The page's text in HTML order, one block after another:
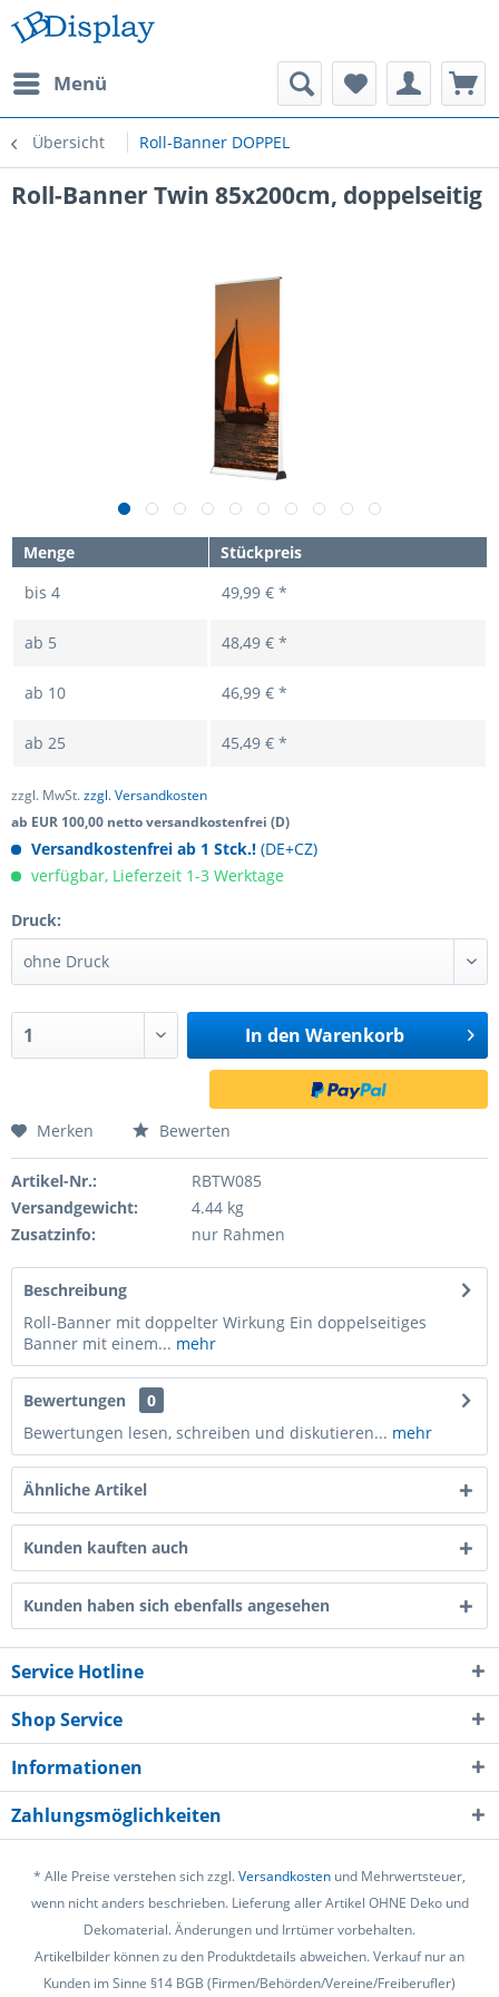
Menü
Übersicht Roll-Banner DOPPEL
Roll-Banner Twin 85x200cm, doppelseitig
Menge
Stückpreis
bis 4 49,99 € *
ab 5 48,49 € *
ab 10 46,99 € *
ab 25 45,49 € *
zzgl. MwSt.zzgl. Versandkosten
ab EUR 100,00 netto versandkostenfrei (D)
Versandkostenfrei ab 1 Stck.! (DE+CZ)
verfügbar, Lieferzeit 1-3 Werktage
Druck:
In den Warenkorb
Merken Bewerten
Artikel-Nr.:
RBTW085
Versandgewicht:
4.44 kg
Zusatzinfo:
nur Rahmen
Beschreibung
Roll-Banner mit doppelter Wirkung Ein doppelseitiges
Banner mit einem... mehr
Bewertungen
0
Bewertungen lesen, schreiben und diskutieren... mehr
Ähnliche Artikel
Kunden kauften auch
Kunden haben sich ebenfalls angesehen
Service Hotline
Shop Service
Informationen
Zahlungsmöglichkeiten
* Alle Preise verstehen sich zzgl.Versandkosten und Mehrwertsteuer,
wenn nicht anders beschrieben. Lieferung aller Artikel OHNE Deko und
Dekomaterial. Änderungen und Irrtümer vorbehalten.
Artikelbilder können zu den Produktdetails abweichen. Verkauf nur an
Kunden im Sinne §14 BGB (Firmen/Behörden/Vereine/Freiberufler)